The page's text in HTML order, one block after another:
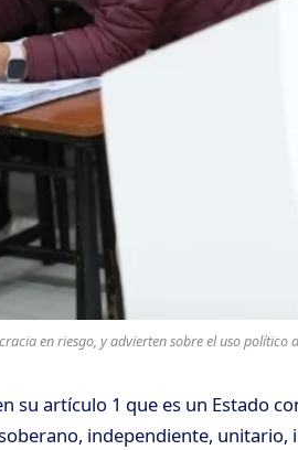
en riesgo, y advierten sobre el uso político
su artículo 1 que es un Estado
independiente, unitario,